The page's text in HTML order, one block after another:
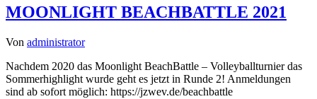
MOONLIGHT BEACHBATTLE 2021
Von administrator
Nachdem 2020 das Moonlight BeachBattle – Volleyballturnier das
Sommerhighlight wurde geht es jetzt in Runde 2! Anmeldungen
sind ab sofort möglich: https://jzwev.de/beachbattle